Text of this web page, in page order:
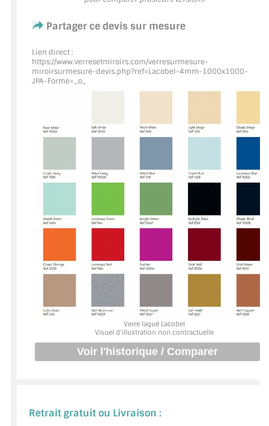
ACCESSOIRES & QUINCAILLERIE
CATALOGUE DE PROFILS ET FIXATION DU
VERRE
LES FIXATIONS POUR MIROIR
CONNECTEURS ET ASSEMBLAGE DE VERRES
LES CHARNIÈRES DE PORTE EN VERRE
BARRES DE STABILISATION
JOINTS D'ÉTANCHÉITÉS
FIXATION GARDES CORPS
SYSTÈMES PIVOTANTS
LE CATALOGUE ACCESSOIRES
(STROMBINOSCOPE)
Partager ce devis sur mesure
Lien direct :
https://www.verresetmiroirs.com/verresurmesure-
miroirsurmesure-devis.php?ref=Lacobel-4mm-1000x1000-
JPA-Forme=_o_
Verre laqué Lacobel
Visuel d'illustration non contractuelle
Retrait gratuit ou Livraison :